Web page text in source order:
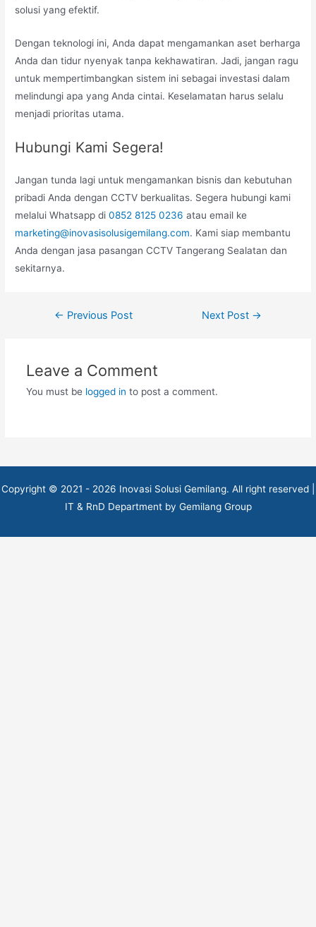
solusi yang efektif.
Dengan teknologi ini, Anda dapat mengamankan aset berharga
Anda dan tidur nyenyak tanpa kekhawatiran. Jadi, jangan ragu
untuk mempertimbangkan sistem ini sebagai investasi dalam
melindungi apa yang Anda cintai. Keselamatan harus selalu
menjadi prioritas utama.
Hubungi Kami Segera!
Jangan tunda lagi untuk mengamankan bisnis dan kebutuhan
pribadi Anda dengan CCTV berkualitas. Segera hubungi kami
melalui Whatsapp di0852 8125 0236 atau email ke
marketing@inovasisolusigemilang.com. Kami siap membantu
Anda dengan jasa pasangan CCTV Tangerang Sealatan dan
sekitarnya.
Post← Previous Post Next Post →
Leave a Comment
You must be logged in to post a comment.
Copyright © 2021 - 2026 Inovasi Solusi Gemilang. All right reserved |
IT & RnD Department by Gemilang Group